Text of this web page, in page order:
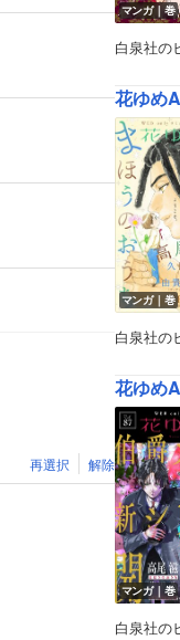
再選択 解除
マンガ｜巻
白泉社の
花ゆめ
マンガ｜巻
白泉社の
花ゆめ
マンガ｜巻
白泉社の